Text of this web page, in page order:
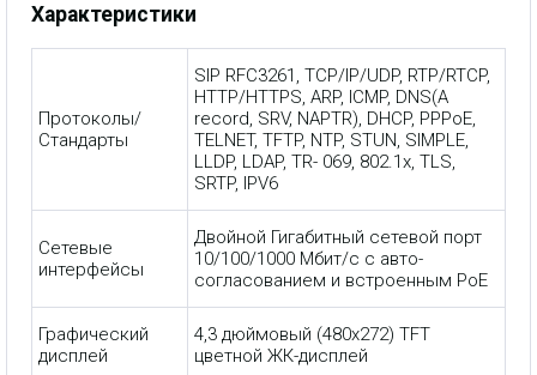
Характеристики
Протоколы/
Стандарты
SIP RFC3261, TCP/IP/UDP, RTP/RTCP,
HTTP/HTTPS, ARP, ICMP, DNS(A
record, SRV, NAPTR), DHCP, PPPoE,
TELNET, TFTP, NTP, STUN, SIMPLE,
LLDP, LDAP, TR- 069, 802.1x, TLS,
SRTP, IPV6
Сетевые
интерфейсы
Двойной Гигабитный сетевой порт
10/100/1000 Мбит/с с авто-
согласованием и встроенным PoE
Графический
дисплей
4,3 дюймовый (480x272) TFT
цветной ЖК-дисплей